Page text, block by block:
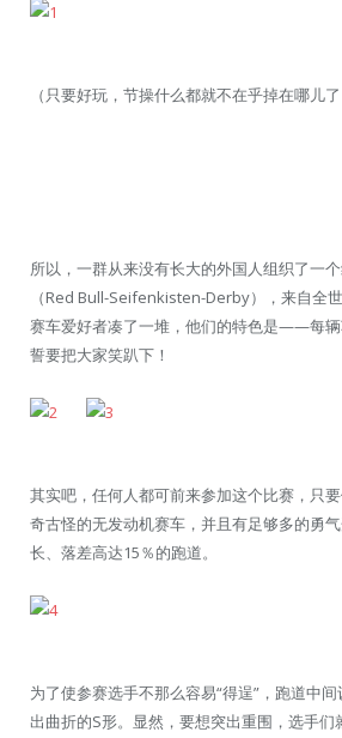
（只要好玩，节操什么都就不在乎掉在哪儿了
所以，一群从来没有长大的外国人组织了一
（Red Bull-Seifenkisten-Derby），来自全
赛车爱好者凑了一堆，他们的特色是——每
誓要把大家笑趴下！
其实吧，任何人都可前来参加这个比赛，只
奇古怪的无发动机赛车，并且有足够多的勇
长、落差高达15％的跑道。
为了使参赛选手不那么容易“得逞”，跑道中
出曲折的S形。显然，要想突出重围，选手们